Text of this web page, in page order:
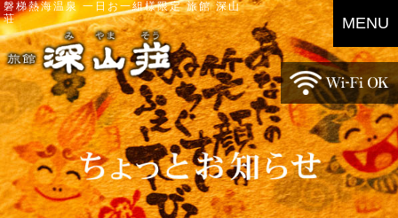
磐梯熱海温泉 一日お一組様限定 旅館 深山
荘
MENU